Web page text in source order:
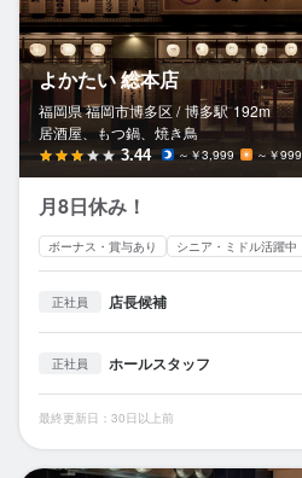
よかたい 総本店
福岡県 福岡市博多区 / 博多駅 192m
居酒屋、もつ鍋、焼き鳥
3.44 ～￥3,999 ～￥999
月8日休み！
ボーナス・賞与あり シニア・ミドル活躍中
正社員 店長候補
正社員 ホールスタッフ
最終更新日：30日以上前